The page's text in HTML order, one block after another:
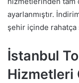
ayarlanmıştır.
şehir içinde rahatça
İstanbul
Hizmetleri